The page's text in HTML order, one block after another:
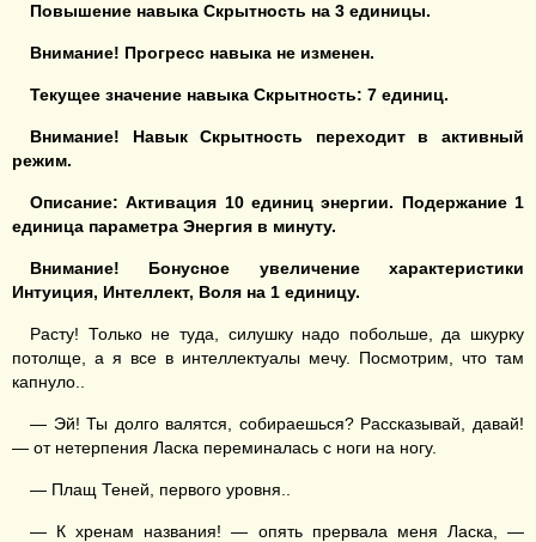
Повышение навыка Скрытность на 3 единицы.
Внимание! Прогресс навыка не изменен.
Текущее значение навыка Скрытность: 7 единиц.
Внимание! Навык Скрытность переходит в активный
режим.
Описание: Активация 10 единиц энергии. Подержание 1
единица параметра Энергия в минуту.
Внимание! Бонусное увеличение характеристики
Интуиция, Интеллект, Воля на 1 единицу.
Расту! Только не туда, силушку надо побольше, да шкурку
потолще, а я все в интеллектуалы мечу. Посмотрим, что там
капнуло..
— Эй! Ты долго валятся, собираешься? Рассказывай, давай!
— от нетерпения Ласка переминалась с ноги на ногу.
— Плащ Теней, первого уровня..
— К хренам названия! — опять прервала меня Ласка, —